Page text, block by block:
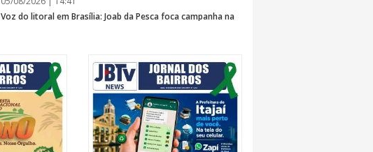
Voz do litoral em Brasília: Joab da Pesca foca campanha na
05/08/2026 | 07:00
Rede Municipal de Ensino inicia entrega de novos uniformes
para merendeiras